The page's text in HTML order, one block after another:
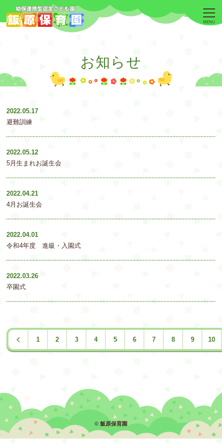
MENU
お知らせ
2022.05.17
避難訓練
2022.05.12
5月生まれお誕生会
2022.04.21
4月お誕生会
2022.04.01
令和4年度 進級・入園式
2022.03.26
卒園式
1 2 3 4 5 6 7 8 9 10
© 飯原保育園